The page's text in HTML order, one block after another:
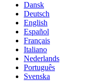
Dansk
Deutsch
English
Español
Français
Italiano
Nederlands
Português
Svenska